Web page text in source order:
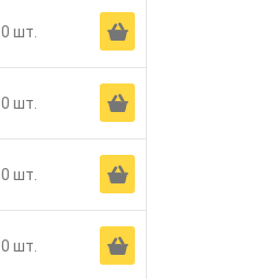
0 шт. Ä
0 шт. Ä
0 шт. Ä
0 шт. Ä